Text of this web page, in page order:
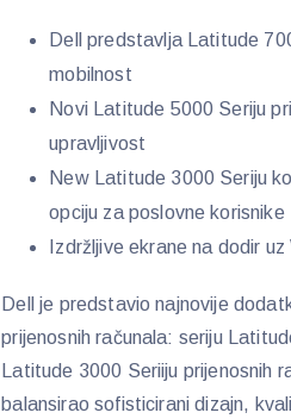
Dell predstavlja Latitude
mobilnost
Novi Latitude 5000 Seriju
upravljivost
New Latitude 3000 Seriju
opciju za poslovne korisnike
Izdržljive ekrane na dodir
Dell je predstavio najnovije
prijenosnih računala: seriju
Latitude 3000 Seriiju prijenosnih
balansirao sofisticirani dizajn,